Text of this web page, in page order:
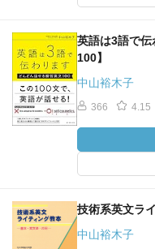
英語は3語で
100】
中山裕木子
366 4.15
技術系英文ラ
中山裕木子